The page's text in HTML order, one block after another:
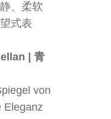
、柔软
式表
| 青
von
Eleganz